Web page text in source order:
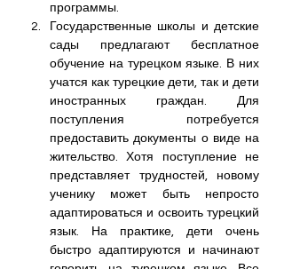
программы.
Государственные школы и детские
сады предлагают бесплатное
обучение на турецком языке. В них
учатся как турецкие дети, так и дети
иностранных граждан. Для
поступления потребуется
предоставить документы о виде на
жительство. Хотя поступление не
представляет трудностей, новому
ученику может быть непросто
адаптироваться и освоить турецкий
язык. На практике, дети очень
быстро адаптируются и начинают